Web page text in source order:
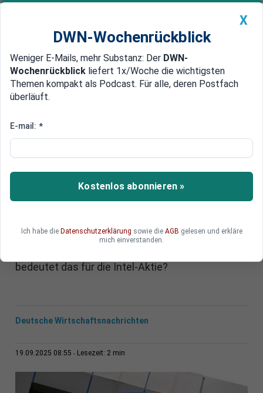
Newsticker MEIN DWN: Geldanlage Premium
Edelmetalle DWN-Magazin China
Intel-Aktie: Hoffnungsschub
Die Intel-Aktie sorgt für Schlagzeilen: Nach dem
milliardenschweren Einstieg durch Nvidia
entsteht eine unerwartete Allianz zweier Rivalen.
Chiphersteller Intel wirklich retten können? Oder
vertieft sie die Probleme eines Unternehmens,
bedeutet das für die Intel-Aktie?
Deutsche Wirtschaftsnachrichten
19.09.2025 08:55 Lesezeit: 2 min
X
DWN-Wochenrückblick
Weniger E-Mails, mehr Substanz: Der DWN-
Wochenrückblick liefert 1x/Woche die wichtigsten
Themen kompakt als Podcast. Für alle, deren Postfach
überläuft.
E-mail: *
Kostenlos abonnieren »
Ich habe die Datenschutzerklärung sowie die AGB gelesen und erkläre
mich einverstanden.